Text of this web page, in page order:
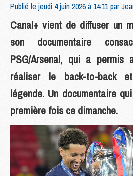
Publié le jeudi 4 juin 2026 à 14:11 par
Canal+ vient de diffuser un
son documentaire
PSG/Arsenal, qui a permis
réaliser le back-to-back
légende. Un documentaire
première fois ce dimanche.